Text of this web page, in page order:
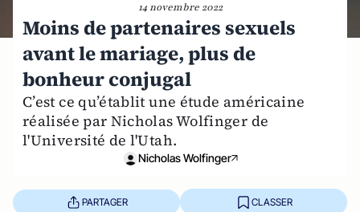
14 novembre 2022
Moins de partenaires sexuels
avant le mariage, plus de
bonheur conjugal
C’est ce qu’établit une étude américaine
réalisée par Nicholas Wolfinger de
l'Université de l'Utah.
Nicholas Wolfinger
PARTAGER CLASSER